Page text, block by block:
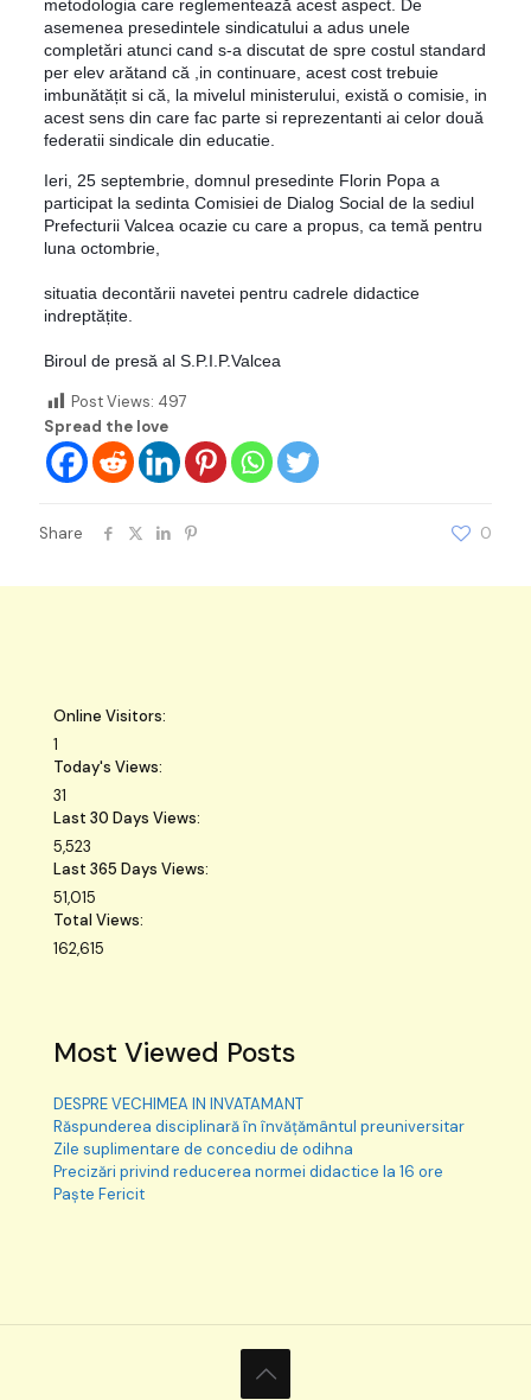
metodologia care reglementează acest aspect. De
asemenea presedintele sindicatului a adus unele
completări atunci cand s-a discutat de spre costul standard
per elev arătand că ,in continuare, acest cost trebuie
imbunătățit si că, la mivelul ministerului, există o comisie, in
acest sens din care fac parte si reprezentanti ai celor două
federatii sindicale din educatie.
Ieri, 25 septembrie, domnul presedinte Florin Popa a
participat la sedinta Comisiei de Dialog Social de la sediul
Prefecturii Valcea ocazie cu care a propus, ca temă pentru
luna octombrie,
situatia decontării navetei pentru cadrele didactice
indreptățite.
Biroul de presă al S.P.I.P.Valcea
Post Views: 497
Spread the love
Share 0
Online Visitors:
1
Today's Views:
31
Last 30 Days Views:
5,523
Last 365 Days Views:
51,015
Total Views:
162,615
Most Viewed Posts
DESPRE VECHIMEA IN INVATAMANT
Răspunderea disciplinară în învățământul preuniversitar
Zile suplimentare de concediu de odihna
Precizări privind reducerea normei didactice la 16 ore
Paște Fericit